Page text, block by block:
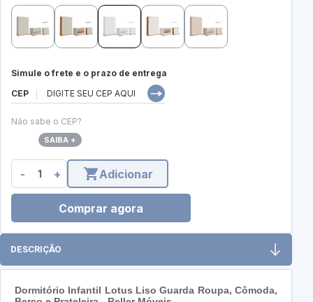
Simule o frete e o prazo de entrega
CEP
Não sabe o CEP?
SAIBA +
- + Adicionar
Comprar agora
DESCRIÇÃO
Dormitório Infantil Lotus Liso Guarda Roupa, Cômoda,